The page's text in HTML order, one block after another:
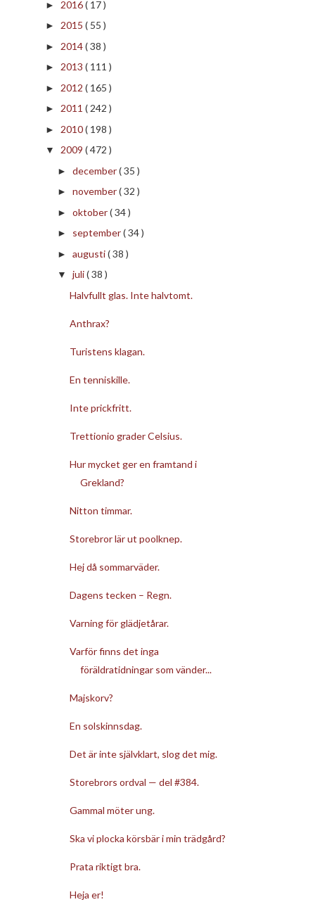
► 2016( 17 )
► 2015 ( 55 )
► 2014( 38 )
► 2013 ( 111 )
► 2012 ( 165 )
► 2011 ( 242 )
► 2010( 198 )
▼ 2009 ( 472 )
► december( 35 )
► november( 32 )
► oktober( 34 )
► september( 34 )
► augusti( 38 )
▼ juli( 38 )
Halvfullt glas. Inte halvtomt.
Anthrax?
Turistens klagan.
En tenniskille.
Inte prickfritt.
Trettionio grader Celsius.
Hur mycket ger en framtand i
Grekland?
Nitton timmar.
Storebror lär ut poolknep.
Hej då sommarväder.
Dagens tecken – Regn.
Varning för glädjetårar.
Varför finns det inga
föräldratidningar som vänder...
Majskorv?
En solskinnsdag.
Det är inte självklart, slog det mig.
Storebrors ordval — del #384.
Gammal möter ung.
Ska vi plocka körsbär i min trädgård?
Prata riktigt bra.
Heja er!